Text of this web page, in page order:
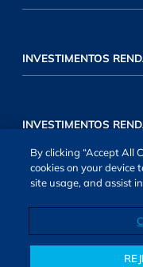
INVESTIMENTOS
INVESTIMENTOS
By clicking “Accept All
cookies on your device
site usage, and assist